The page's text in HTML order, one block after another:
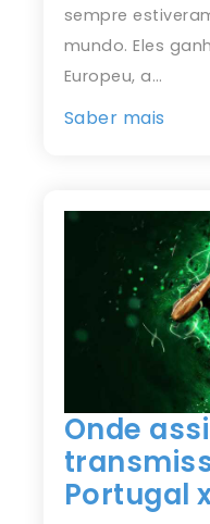
sempre
mundo. Eles
Europeu, a…
Saber mais
Onde
Portugal